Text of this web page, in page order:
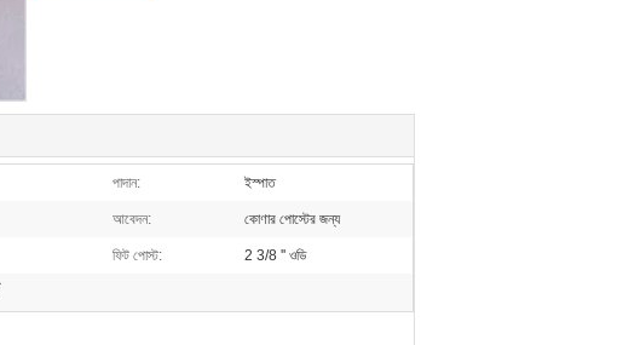
পাদান: ইস্পাত
আবেদন: কোণার পোস্টের জন্য
ফিট পোস্ট: 2 3/8 '' ওডি